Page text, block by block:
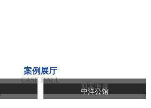
案例展厅
CASE HALL
迎宾海岸
中洋公馆